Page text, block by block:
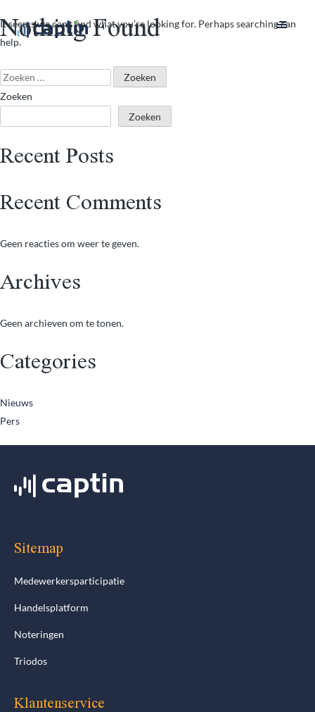
Nothing Found
It seems we can’t find what you’re looking for. Perhaps searching can
help.
Zoeken
naar:
Zoeken
Zoeken
Recent Posts
Recent Comments
Geen reacties om weer te geven.
Archives
Geen archieven om te tonen.
Categories
Nieuws
Pers
Sitemap
Medewerkersparticipatie
Handelsplatform
Noteringen
Triodos
Klantenservice